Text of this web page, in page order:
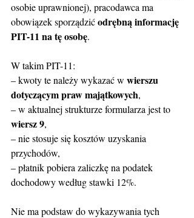
osobie uprawnionej), pracodawca ma
obowiązek sporządzić odrębną informację
PIT-11 na tę osobę.
W takim PIT-11:
– kwoty te należy wykazać w wierszu
dotyczącym praw majątkowych,
– w aktualnej strukturze formularza jest to
wiersz 9,
– nie stosuje się kosztów uzyskania
przychodów,
– płatnik pobiera zaliczkę na podatek
dochodowy według stawki 12%.
Nie ma podstaw do wykazywania tych